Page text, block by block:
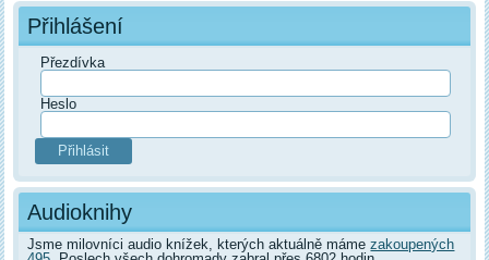
Přihlášení
Přezdívka
Heslo
Audioknihy
Jsme milovníci audio knížek, kterých aktuálně mámezakoupených